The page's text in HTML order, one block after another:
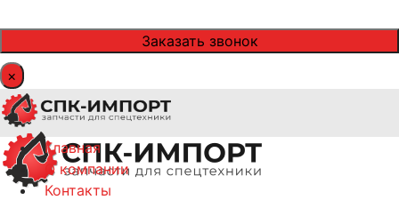
×
Главная
О компании
Контакты